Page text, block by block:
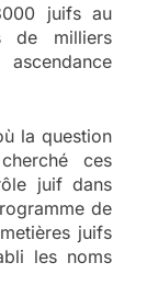
juifs au
de milliers
la question
ces
juif dans
de
juifs
les noms